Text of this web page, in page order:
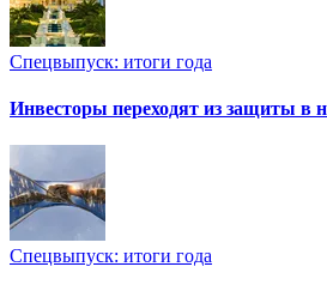
Спецвыпуск: итоги года
Инвесторы переходят из защиты в
Спецвыпуск: итоги года